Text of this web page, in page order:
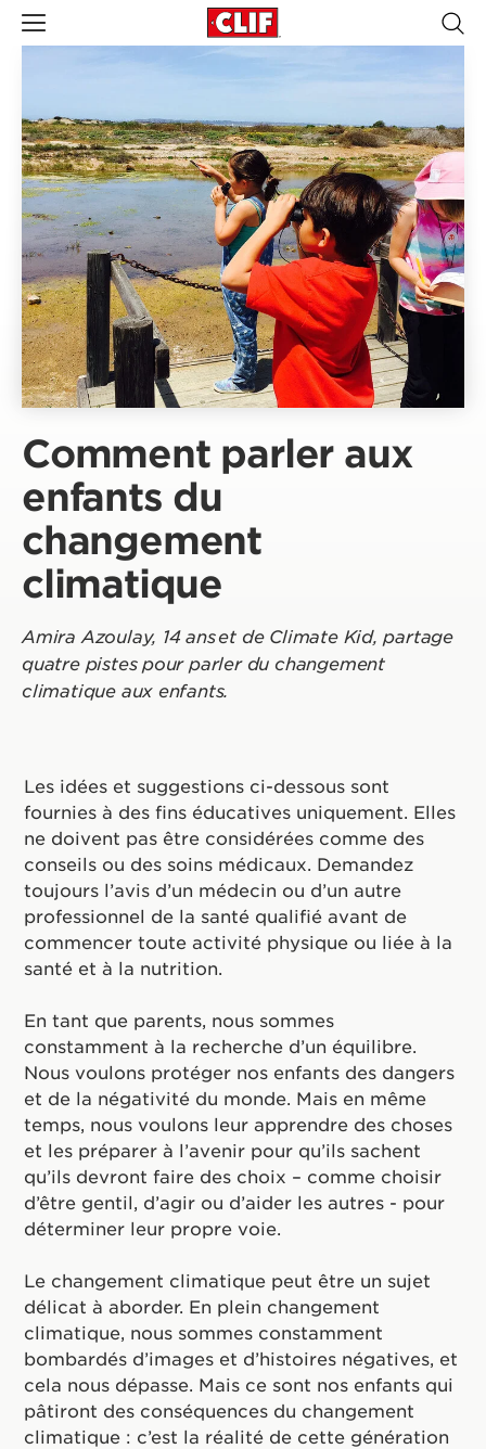
Comment parler aux
enfants du
changement
climatique
Amira Azoulay, 14 ans et de Climate Kid, partage
quatre pistes pour parler du changement
climatique aux enfants.
Les idées et suggestions ci-dessous sont
fournies à des fins éducatives uniquement. Elles
ne doivent pas être considérées comme des
conseils ou des soins médicaux. Demandez
toujours l’avis d’un médecin ou d’un autre
professionnel de la santé qualifié avant de
commencer toute activité physique ou liée à la
santé et à la nutrition.
En tant que parents, nous sommes
constamment à la recherche d’un équilibre.
Nous voulons protéger nos enfants des dangers
et de la négativité du monde. Mais en même
temps, nous voulons leur apprendre des choses
et les préparer à l’avenir pour qu’ils sachent
qu’ils devront faire des choix – comme choisir
d’être gentil, d’agir ou d’aider les autres - pour
déterminer leur propre voie.
Le changement climatique peut être un sujet
délicat à aborder. En plein changement
climatique, nous sommes constamment
bombardés d’images et d’histoires négatives, et
cela nous dépasse. Mais ce sont nos enfants qui
pâtiront des conséquences du changement
climatique : c’est la réalité de cette génération